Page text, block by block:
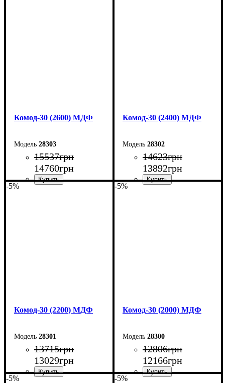
Комод-30 (2600) МДФ
28303
15537грн
14760грн
Комод-30 (2400) МДФ
28302
14623грн
13892грн
-5%
Комод-30 (2200) МДФ
28301
13715грн
13029грн
-5%
Комод-30 (2000) МДФ
28300
12806грн
12166грн
-5% -5%